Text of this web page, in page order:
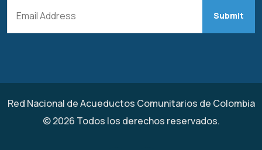
Red Nacional de Acueductos Comunitarios de Colombia
© 2026 Todos los derechos reservados.